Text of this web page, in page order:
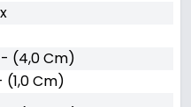
(4,0 Cm)
(1,0 Cm)